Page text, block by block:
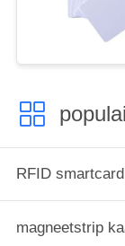
RFID smartcard
magneetstrip